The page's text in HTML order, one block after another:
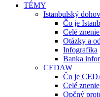
TÉMY
Istanbulský
Čo je
Celé
Otázky a
Infografika
Banka
CEDAW
Čo je
Celé znenie
Opčný